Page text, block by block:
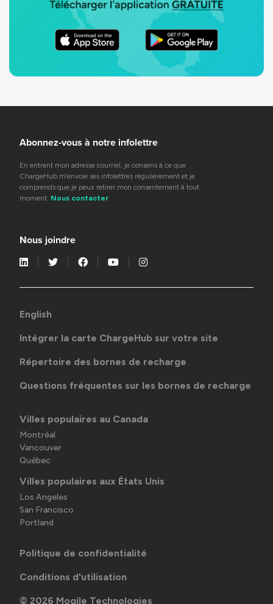
Abonnez-vous à notre infolettre
En entrant mon adresse courriel, je consens à ce que
ChargeHub m’envoie ses infolettres régulièrement et je
comprends que je peux retirer mon consentement à tout
moment. Nous contacter
Nous joindre
English
Intégrer la carte ChargeHub sur votre site
Répertoire des bornes de recharge
Questions fréquentes sur les bornes de recharge
Villes populaires au Canada
Montréal
Vancouver
Québec
Villes populaires aux États Unis
Los Angeles
San Francisco
Portland
Politique de confidentialité
Conditions d'utilisation
© 2026 Mogile Technologies